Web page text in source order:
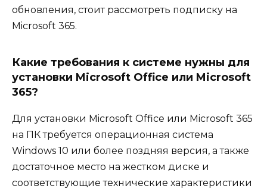
обновления, стоит рассмотреть подписку на
Microsoft 365.
Какие требования к системе нужны для
установки Microsoft Office или Microsoft
365?
Для установки Microsoft Office или Microsoft 365
на ПК требуется операционная система
Windows 10 или более поздняя версия, а также
достаточное место на жестком диске и
соответствующие технические характеристики